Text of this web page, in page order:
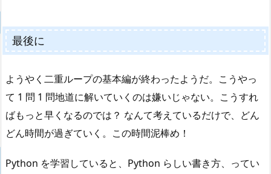
最後に
ようやく二重ループの基本編が終わったようだ。こうやっ
て 1 問 1 問地道に解いていくのは嫌いじゃない。こうすれ
ばもっと早くなるのでは？ なんて考えているだけで、どん
どん時間が過ぎていく。この時間泥棒め！
Python を学習していると、Python らしい書き方、ってい